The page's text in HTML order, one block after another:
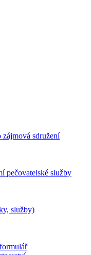
sdružení
pečovatelské služby
služby)